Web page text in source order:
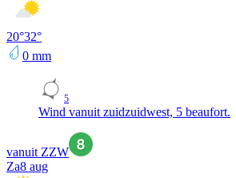
20°32°
0 mm
5
Wind vanuit zuidzuidwest, 5 beaufort.
vanuit ZZW
Za8 aug